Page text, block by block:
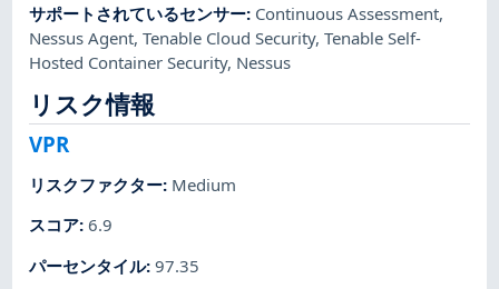
サポートされているセンサー: Continuous Assessment,
Nessus Agent,Tenable Cloud Security,Tenable Self-
Hosted Container Security, Nessus
リスク情報
VPR
リスクファクター: Medium
スコア:6.9
パーセンタイル:97.35